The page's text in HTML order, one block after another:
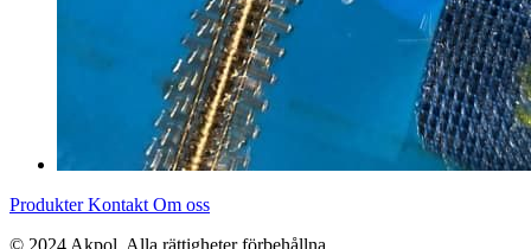
ProdukterKontakt Om oss
© 2024 Akpol. Alla rättigheter förbehållna.